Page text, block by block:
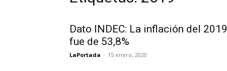
Dato INDEC: La inflación del 2019
fue de 53,8%
LaPortada - 15 enero, 2020